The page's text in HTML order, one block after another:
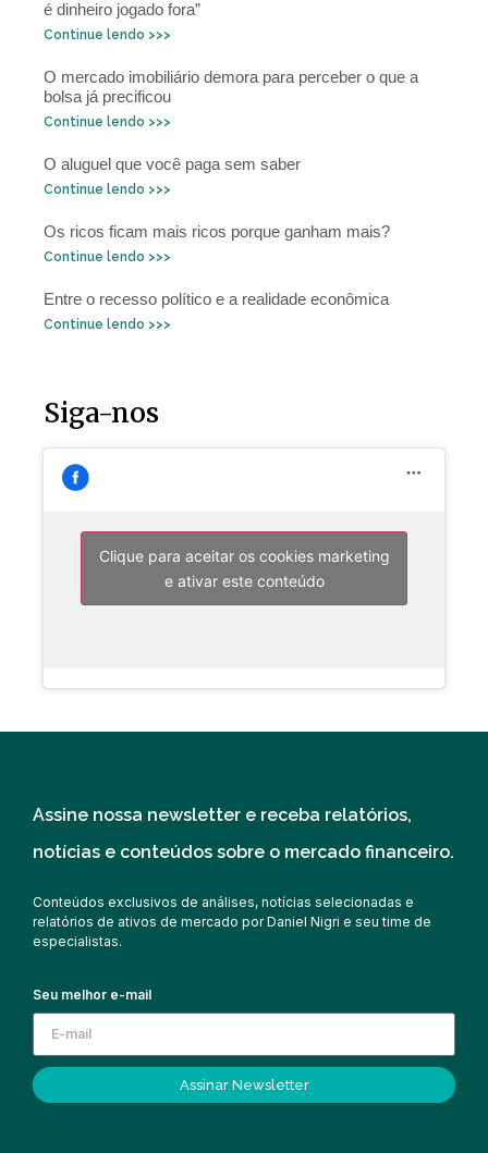
é dinheiro jogado fora”
Continue lendo >>>
O mercado imobiliário demora para perceber o que a
bolsa já precificou
Continue lendo >>>
O aluguel que você paga sem saber
Continue lendo >>>
Os ricos ficam mais ricos porque ganham mais?
Continue lendo >>>
Entre o recesso político e a realidade econômica
Continue lendo >>>
Siga-nos
Clique para aceitar os cookies marketing
e ativar este conteúdo
Assine nossa newsletter e receba relatórios,
notícias e conteúdos sobre o mercado financeiro.
Conteúdos exclusivos de análises, notícias selecionadas e
relatórios de ativos de mercado por Daniel Nigri e seu time de
especialistas.
Seu melhor e-mail
Assinar Newsletter